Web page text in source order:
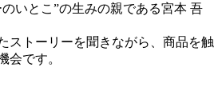
いとこ”の生みの親である宮本 吾
ストーリーを聞きながら、商品を触
会です。